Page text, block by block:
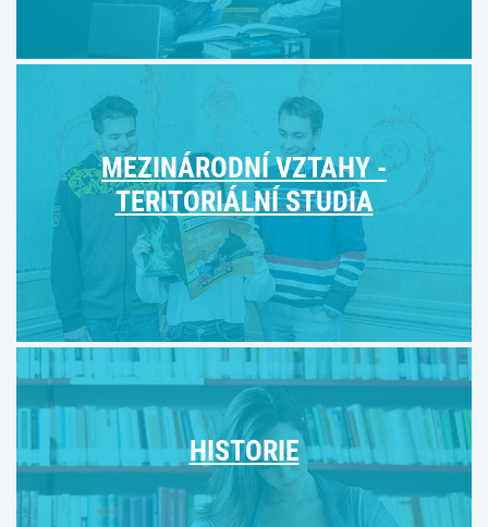
MEZINÁRODNÍ VZTAHY -
TERITORIÁLNÍ STUDIA
HISTORIE